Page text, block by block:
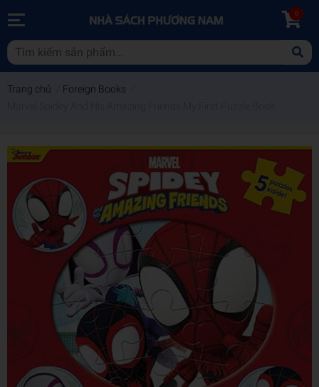
0
Trang chủ Foreign Books